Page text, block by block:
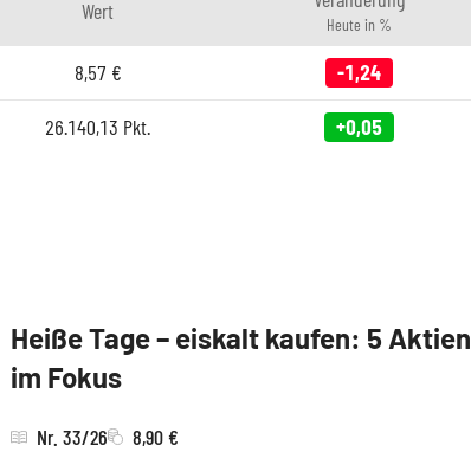
Wert
Heute in %
8,57 € -1,24
26.140,13 Pkt. +0,05
Heiße Tage – eiskalt kaufen: 5 Aktien
im Fokus
Nr. 33/26 8,90 €